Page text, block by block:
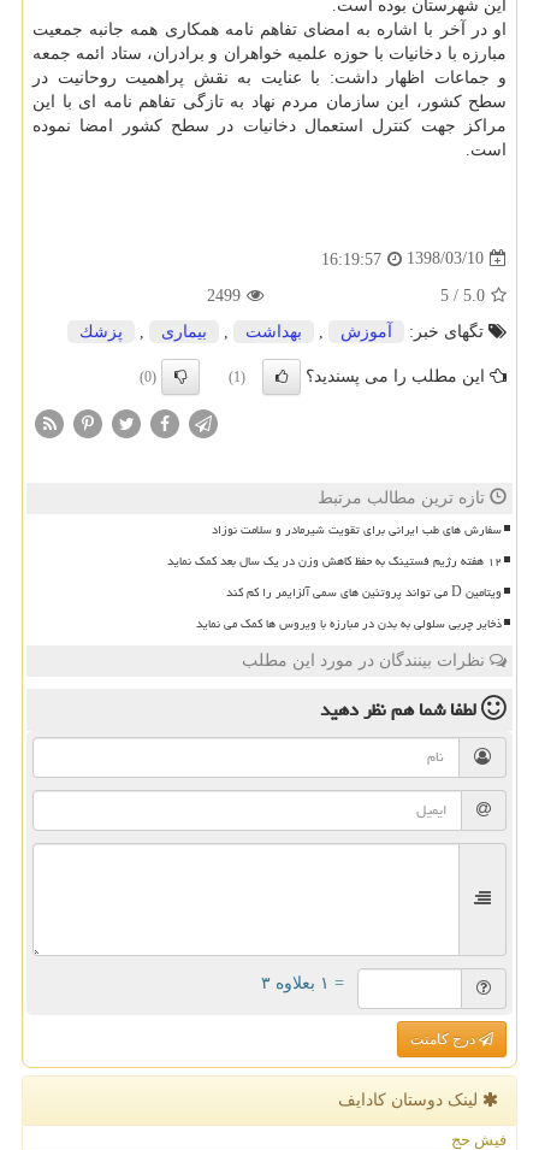
این شهرستان بوده است.
او در آخر با اشاره به امضای تفاهم نامه همكاری همه جانبه جمعیت
مبارزه با دخانیات با حوزه علمیه خواهران و برادران، ستاد ائمه جمعه
و جماعات اظهار داشت: با عنایت به نقش پراهمیت روحانیت در
سطح كشور، این سازمان مردم نهاد به تازگی تفاهم نامه ای با این
مراكز جهت كنترل استعمال دخانیات در سطح كشور امضا نموده
است.
1398/03/10
16:19:57
5.0
/
5
2499
تگهای خبر:
آموزش بهداشت بیماری پزشك
این مطلب را می پسندید؟ (1)
(0)
تازه ترین مطالب مرتبط
سفارش های طب ایرانی برای تقویت شیرمادر و سلامت نوزاد
۱۲ هفته رژیم فستینگ به حفظ کاهش وزن در یک سال بعد کمک نماید
ویتامین D می تواند پروتئین های سمی آلزایمر را کم کند
ذخایر چربی سلولی به بدن در مبارزه با ویروس ها کمک می نماید
نظرات بینندگان در مورد این مطلب
لطفا شما همنظر دهید
= ۱ بعلاوه ۳
درج کامنت
لینک دوستان كادایف
فیش حج